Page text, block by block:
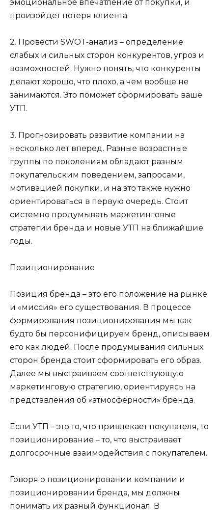
эмоциональное впечатление от покупки, и
произойдет потеря клиента.
2. Провести SWOT-анализ – определение
слабых и сильных сторон конкурентов, угроз и
возможностей. Нужно понять, что конкуренты
делают хорошо, что плохо, а чем вообще не
занимаются. Это поможет сформировать ваше
УТП.
3. Прогнозировать развитие компании на
несколько лет вперед. Разные возрастные
группы по поколениям обладают разным
покупательским поведением, запросами,
мотивацией покупки, и на это также нужно
ориентироваться в первую очередь. Стоит
системно продумывать маркетинговые
стратегии бренда и новые УТП на ближайшие
годы.
Позиционирование
Позиция бренда – это его положение на рынке
и «миссия» его существования. В процессе
формирования позиционирования мы как
будто бы персонифицируем бренд, описываем
его как людей. После продумывания сильных
сторон бренда стоит сформировать его образ.
Далее мы выстраиваем соответствующую
маркетинговую стратегию, ориентируясь на
представления об «атмосферности» бренда.
Если УТП – это то, что привлекает покупателя, то
позиционирование – то, что выстраивает
долгосрочные взаимодействия с покупателем.
Говоря о позиционировании компании и
позиционировании бренда, мы должны
понимать их разный функционал. В